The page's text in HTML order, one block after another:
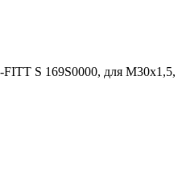
FITT S 169S0000, для М30х1,5,